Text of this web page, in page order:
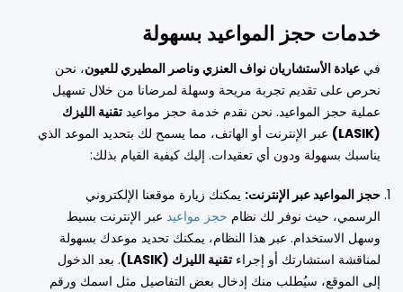
خدمات حجز المواعيد بسهولة
في عيادة الأستشاريان نواف العنزي وناصر المطيري للعيون، نحن
نحرص على تقديم تجربة مريحة وسهلة لمرضانا من خلال تسهيل
عملية حجز المواعيد. نحن نقدم خدمة حجز مواعيد تقنية الليزك
(LASIK)
عبر الإنترنت أو الهاتف، مما يسمح لك بتحديد الموعد الذي
يناسبك بسهولة ودون أي تعقيدات. إليك كيفية القيام بذلك:
حجز المواعيد عبر الإنترنت: يمكنك زيارة موقعنا الإلكتروني
الرسمي، حيث نوفر لك نظام حجز مواعيد عبر الإنترنت بسيط
وسهل الاستخدام. عبر هذا النظام، يمكنك تحديد موعدك بسهولة
لمناقشة استشارتك أو إجراء تقنية الليزك (LASIK)
. بعد الدخول
إلى الموقع، سيُطلب منك إدخال بعض التفاصيل مثل اسمك ورقم